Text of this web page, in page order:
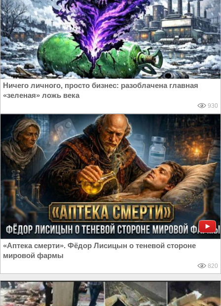
Ничего личного, просто бизнес: разоблачена главная
«зеленая» ложь века
930
«Аптека смерти». Фёдор Лисицын о теневой стороне
мировой фармы
820